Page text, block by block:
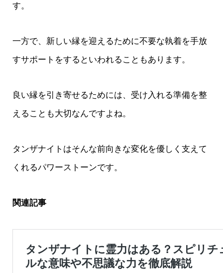
す。
一方で、新しい縁を迎えるために不要な執着を手放
すサポートをするといわれることもあります。
良い縁を引き寄せるためには、受け入れる準備を整
えることも大切なんですよね。
タンザナイトはそんな前向きな変化を優しく支えて
くれるパワーストーンです。
関連記事